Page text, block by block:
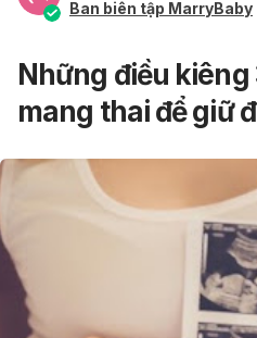
Ban biên tập MarryBaby
Những điều kiêng
mang thai để giữ